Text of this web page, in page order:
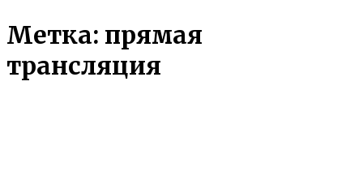
Метка: прямая
трансляция